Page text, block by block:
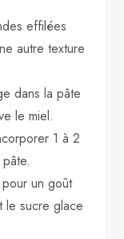
effilées
autre texture
dans la pâte
le miel.
1 à 2
un goût
le sucre glace